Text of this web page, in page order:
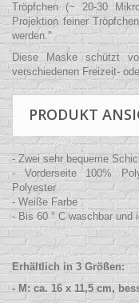
Tröpfchen (~ 20-30
Projektion feiner
werden."
Diese Maske schützt
verschiedenen Freizeit-
PRODUKT
- Zwei sehr bequeme
- Vorderseite 100%
Polyester
- Weiße Farbe
- Bis 60 ° C waschbar und
Erhältlich in 3 Größen:
- M: ca. 16 x 11,5 cm,